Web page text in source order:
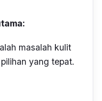
masalah kulit
yang tepat.